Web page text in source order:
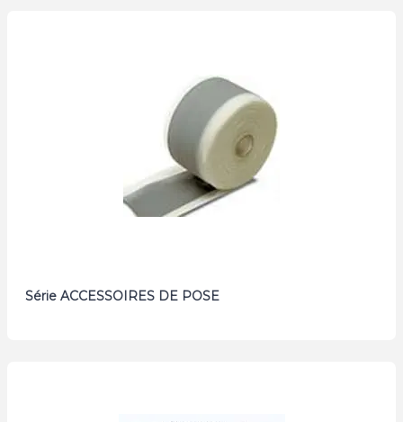
Série ACCESSOIRES DE POSE